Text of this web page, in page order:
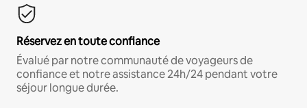
Réservez en toute confiance
Évalué par notre communauté de voyageurs de
confiance et notre assistance 24h/24 pendant votre
séjour longue durée.